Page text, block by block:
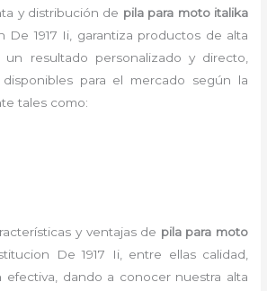
y distribución de pila para moto italika
De 1917 Ii, garantiza productos de alta
un resultado personalizado y directo,
para el mercado según la
tales como:
y ventajas de pila para moto
De 1917 Ii, entre ellas calidad,
efectiva, dando a conocer nuestra alta